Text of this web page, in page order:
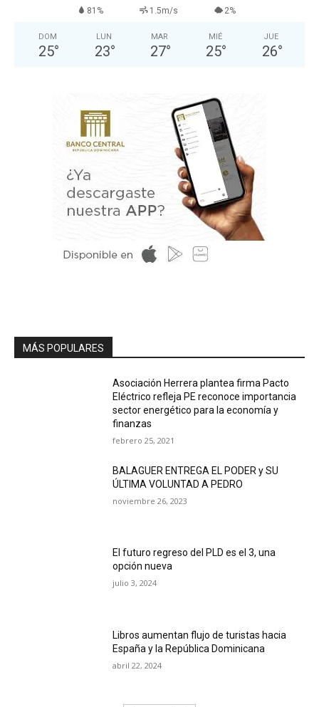
81% 1.5m/s 2%
DOM
25°
LUN
23°
MAR
27°
MIÉ
25°
JUE
26°
MÁS POPULARES
Asociación Herrera plantea firma Pacto
Eléctrico refleja PE reconoce importancia
sector energético para la economía y
finanzas
febrero 25, 2021
BALAGUER ENTREGA EL PODER y SU
ÚLTIMA VOLUNTAD A PEDRO
noviembre 26, 2023
El futuro regreso del PLD es el 3, una
opción nueva
julio 3, 2024
Libros aumentan flujo de turistas hacia
España y la República Dominicana
abril 22, 2024